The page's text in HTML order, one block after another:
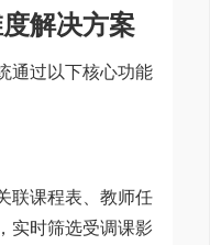
解决方案
通过以下核心功能
联课程表、教师任
实时筛选受调课影